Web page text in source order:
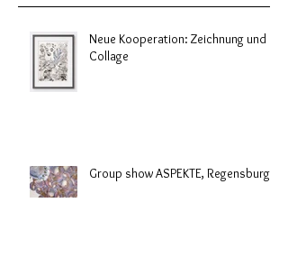
Neue Kooperation: Zeichnung und
Collage
Group show ASPEKTE, Regensburg